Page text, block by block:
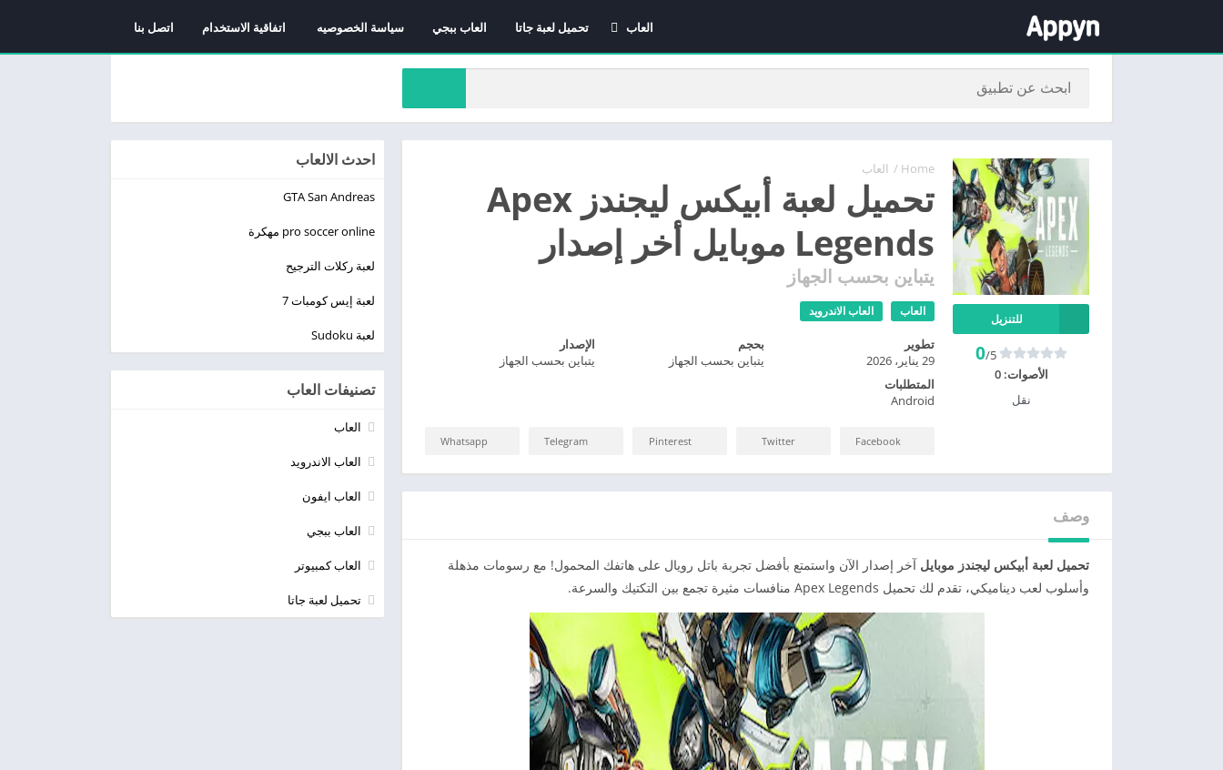
العاب
العاب الاندرويد
تحميل لعبة جاتا العاب ببجي سياسة الخصوصيه اتفاقية الاستخدام اتصل بنا
Home
/ العاب
تحميل لعبة أبيكس ليجندز Apex
Legends موبايل أخر إصدار
يتباين بحسب الجهاز
العاب العاب الاندرويد
للتنزيل
0/5
الأصوات:0
نقل
تطوير
29 يناير، 2026
بحجم
يتباين بحسب الجهاز
الإصدار
يتباين بحسب الجهاز
المتطلبات
Android
Facebook
Twitter
Pinterest
Telegram
Whatsapp
وصف
تحميل لعبة أبيكس ليجندز موبايل آخر إصدار الآن واستمتع بأفضل تجربة باتل رويال على هاتفك المحمول! مع رسومات مذهلة
وأسلوب لعب ديناميكي، تقدم لك تحميل Apex Legends منافسات مثيرة تجمع بين التكتيك والسرعة.
احدث الالعاب
GTA San Andreas
pro soccer online مهكرة
لعبة ركلات الترجيح
لعبة إيس كومبات 7
لعبة Sudoku
تصنيفات العاب
العاب
العاب الاندرويد
العاب ايفون
العاب ببجي
العاب كمبيوتر
تحميل لعبة جاتا